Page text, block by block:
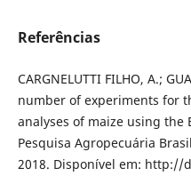
Referências
CARGNELUTTI FILHO, A.;
number of experiments for
analyses of maize using the
Pesquisa Agropecuária
2018. Disponível em: http://